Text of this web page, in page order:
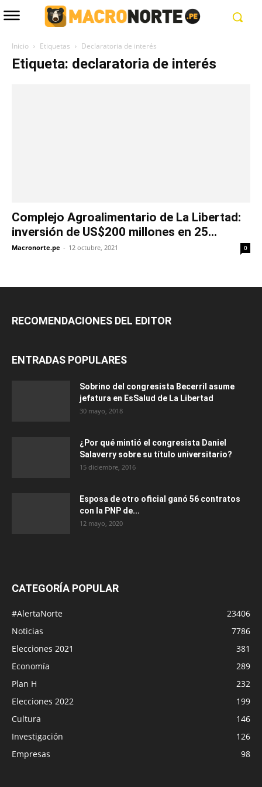
Inicio Etiquetas Declaratoria de interés
Etiqueta: declaratoria de interés
Complejo Agroalimentario de La Libertad:
inversión de US$200 millones en 25...
Macronorte.pe - 12 octubre, 2021 0
RECOMENDACIONES DEL EDITOR
ENTRADAS POPULARES
Sobrino del congresista Becerril asume
jefatura en EsSalud de La Libertad
30 mayo, 2018
¿Por qué mintió el congresista Daniel
Salaverry sobre su título universitario?
15 diciembre, 2016
Esposa de otro oficial ganó 56 contratos
con la PNP de...
12 mayo, 2020
CATEGORÍA POPULAR
#AlertaNorte
23406
Noticias
7786
Elecciones 2021
381
Economía
289
Plan H
232
Elecciones 2022
199
Cultura
146
Investigación
126
Empresas
98